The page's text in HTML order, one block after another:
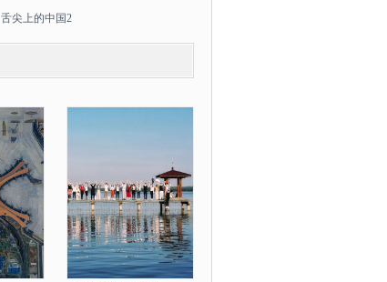
舌尖上的中国2